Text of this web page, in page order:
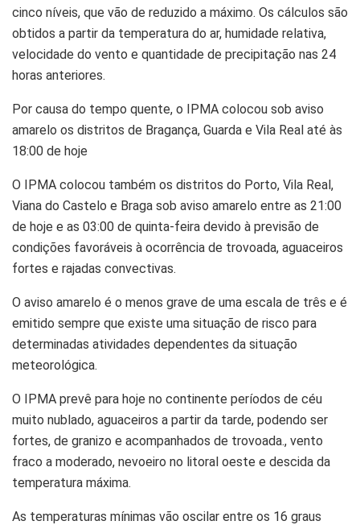
cinco níveis, que vão de reduzido a máximo. Os cálculos são
obtidos a partir da temperatura do ar, humidade relativa,
velocidade do vento e quantidade de precipitação nas 24
horas anteriores.
Por causa do tempo quente, o IPMA colocou sob aviso
amarelo os distritos de Bragança, Guarda e Vila Real até às
18:00 de hoje
O IPMA colocou também os distritos do Porto, Vila Real,
Viana do Castelo e Braga sob aviso amarelo entre as 21:00
de hoje e as 03:00 de quinta-feira devido à previsão de
condições favoráveis à ocorrência de trovoada, aguaceiros
fortes e rajadas convectivas.
O aviso amarelo é o menos grave de uma escala de três e é
emitido sempre que existe uma situação de risco para
determinadas atividades dependentes da situação
meteorológica.
O IPMA prevê para hoje no continente períodos de céu
muito nublado, aguaceiros a partir da tarde, podendo ser
fortes, de granizo e acompanhados de trovoada., vento
fraco a moderado, nevoeiro no litoral oeste e descida da
temperatura máxima.
As temperaturas mínimas vão oscilar entre os 16 graus